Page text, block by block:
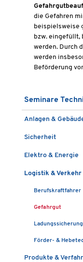
die Gefahren
beispielsweise
bzw. eingefüllt,
werden. Durch
werden
Beförderung
Seminare
Anlagen &
Sicherheit
Elektro & Energie
Logistik & Verkehr
Berufskraftfahrer
Gefahrgut
Ladungssicherung
Förder- &
Produkte &